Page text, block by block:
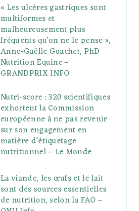
« Les ulcères gastriques sont
multiformes et
malheureusement plus
fréquents qu’on ne le pense »,
Anne-Gaëlle Goachet, PhD
Nutrition Equine –
GRANDPRIX INFO
Nutri-score : 320 scientifiques
exhortent la Commission
européenne à ne pas revenir
sur son engagement en
matière d’étiquetage
nutritionnel – Le Monde
La viande, les œufs et le lait
sont des sources essentielles
de nutrition, selon la FAO –